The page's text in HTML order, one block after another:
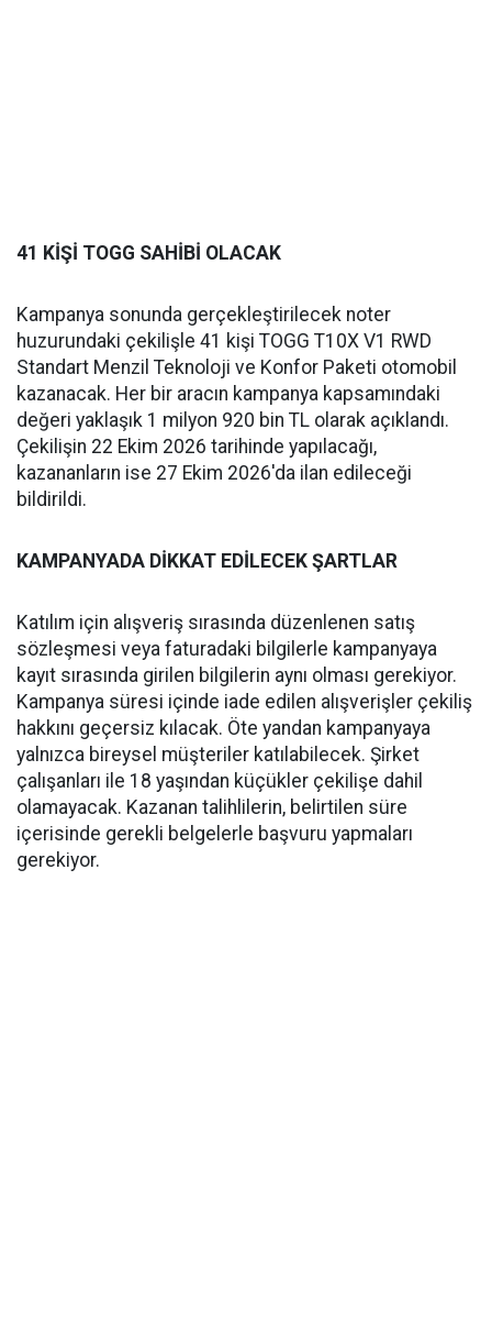
41 KİŞİ TOGG SAHİBİ OLACAK
Kampanya sonunda gerçekleştirilecek noter
huzurundaki çekilişle 41 kişi TOGG T10X V1 RWD
Standart Menzil Teknoloji ve Konfor Paketi otomobil
kazanacak. Her bir aracın kampanya kapsamındaki
değeri yaklaşık 1 milyon 920 bin TL olarak açıklandı.
Çekilişin 22 Ekim 2026 tarihinde yapılacağı,
kazananların ise 27 Ekim 2026'da ilan edileceği
bildirildi.
KAMPANYADA DİKKAT EDİLECEK ŞARTLAR
Katılım için alışveriş sırasında düzenlenen satış
sözleşmesi veya faturadaki bilgilerle kampanyaya
kayıt sırasında girilen bilgilerin aynı olması gerekiyor.
Kampanya süresi içinde iade edilen alışverişler çekiliş
hakkını geçersiz kılacak. Öte yandan kampanyaya
yalnızca bireysel müşteriler katılabilecek. Şirket
çalışanları ile 18 yaşından küçükler çekilişe dahil
olamayacak. Kazanan talihlilerin, belirtilen süre
içerisinde gerekli belgelerle başvuru yapmaları
gerekiyor.